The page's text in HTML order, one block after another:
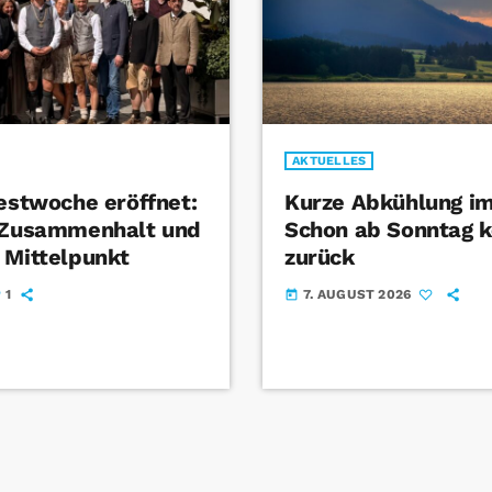
eröffnet:
und
Mittelpunkt
1
AKTUELLES
Kurze Abkühlung
Schon ab Sonntag
zurück
today 7. AUGUST 2026